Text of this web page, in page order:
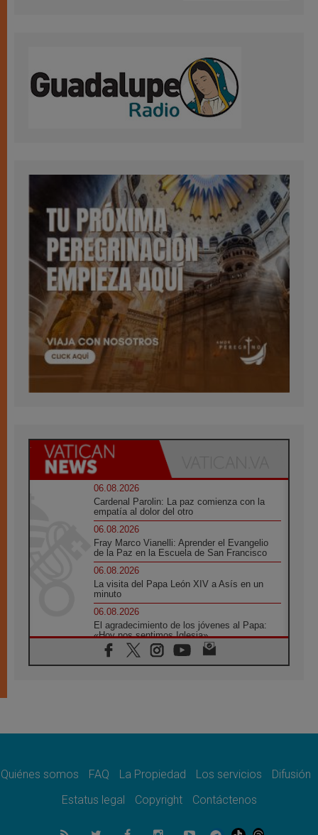
06.08.2026
Cardenal Parolin: La paz comienza con la
empatía al dolor del otro
06.08.2026
Fray Marco Vianelli: Aprender el Evangelio
de la Paz en la Escuela de San Francisco
06.08.2026
La visita del Papa León XIV a Asís en un
minuto
06.08.2026
El agradecimiento de los jóvenes al Papa:
«Hoy nos sentimos Iglesia»
06.08.2026
Líbano: Reanudan los coloquios en Roma en
paz
Sturla: La visita de León XIV será una buena
06.08.2026
Quiénes somos FAQ La Propiedad Los servicios
Difusión
Estatus legal
Copyright Contáctenos